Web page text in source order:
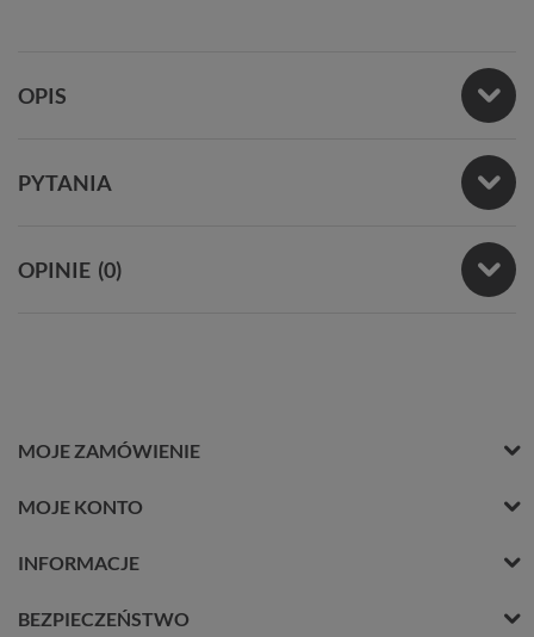
OPIS
PYTANIA
OPINIE (0)
MOJE ZAMÓWIENIE
MOJE KONTO
INFORMACJE
BEZPIECZEŃSTWO